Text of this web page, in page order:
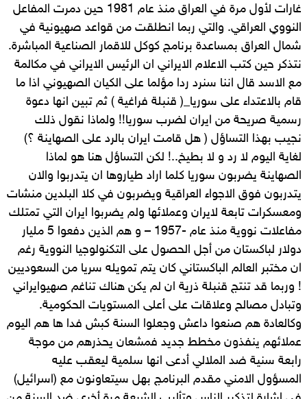
غارات لأول مرة في العراق منذ عام 1981 حين دمرت المفاعل
النووي العراقي. والتي ربما انطلقت من قواعد صهيونية في
شمال العراق بمساعدة برنامج كوكل للاقمار الصناعية المباشرة.
نتذكر حين كتب الاعلام الايراني ان الرئيس الايراني في مكالمة
مع الاسد قال اننا سنرد ردا مؤلما على الكيان الصهيوني اذا ما
قام بالاعتداء على سوريا_( قنبلة فراغية ) ثم تبين انها دعوة
رسمية صريحة من ايران لضرب سوريا!! ولماذا نقول ذلك
نجيب بهذا التساؤل ( هل قامت ايران بالرد على الصهاينة ؟)
لغاية اليوم لا رد و لا بطيخ..! لكن التساؤل هنا هو لماذا
الصهاينة يضربون سوريا كلما اراد طياروها ان يتدربوا والان
يتدربون فوق الاجواء العراقية ويضربون في كلا البلدين منشات
ومعسكرات تابعة لايران وعملائها ولم يضربوا ايران التي تمتلك
مفاعلات نووية منذ عام -1957 – و هم الذين دفعوا 5 مليار
دولار لباكستان من أجل الحصول على التكنولوجيا النووية رغم
ان مختبر العالم الباكستاني كان يتم تمويله سريا من السعوديين
! وربما قد تنتج قنبلة ذرية ان لم يكن هناك تناغم صهيوايراني
وتبادل مصالح وعلاقات على أعلى المستويات الحكومية.
وكالعادة هم صنعوا داعش وجعلوا السنة كبش فدا ها هم اليوم
عملائهم ينفذون مخطط جديد فمشعان يحذرهم من موجة
رابعة سنية ضد الملالي أدعى انها سلمية ليعقب عليه
المسؤول الامني مقدم البرنامج بهل سيتعاونون مع (اسرائيل)